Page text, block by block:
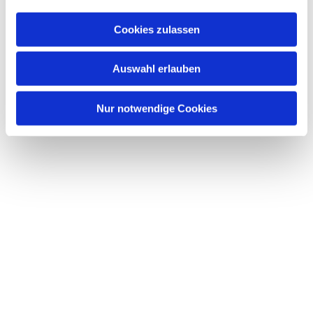
Cookies zulassen
Auswahl erlauben
Nur notwendige Cookies